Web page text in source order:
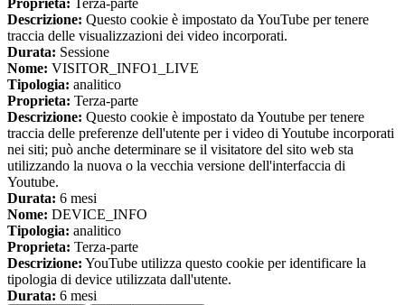
Proprieta: Terza-parte
Descrizione: Questo cookie è impostato da YouTube per tenere
traccia delle visualizzazioni dei video incorporati.
Durata: Sessione
Nome: VISITOR_INFO1_LIVE
Tipologia: analitico
Proprieta: Terza-parte
Descrizione: Questo cookie è impostato da Youtube per tenere
traccia delle preferenze dell'utente per i video di Youtube incorporati
nei siti; può anche determinare se il visitatore del sito web sta
utilizzando la nuova o la vecchia versione dell'interfaccia di
Youtube.
Durata: 6 mesi
Nome: DEVICE_INFO
Tipologia: analitico
Proprieta: Terza-parte
Descrizione: YouTube utilizza questo cookie per identificare la
tipologia di device utilizzata dall'utente.
Durata: 6 mesi